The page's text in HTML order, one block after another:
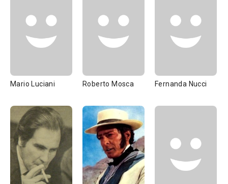
Mario Luciani Roberto Mosca Fernanda Nucci